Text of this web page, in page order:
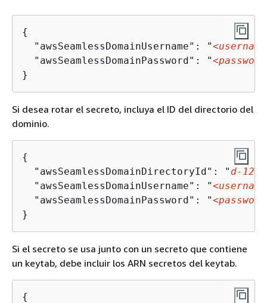
{
  "awsSeamlessDomainUsername": "
  "awsSeamlessDomainPassword": "
}
Si desea rotar el secreto, incluya el ID del directorio del
dominio.
{
  "awsSeamlessDomainDirectoryId": "
d-
  "awsSeamlessDomainUsername": "
  "awsSeamlessDomainPassword": "
}
Si el secreto se usa junto con un secreto que contiene
un keytab, debe incluir los ARN secretos del keytab.
{